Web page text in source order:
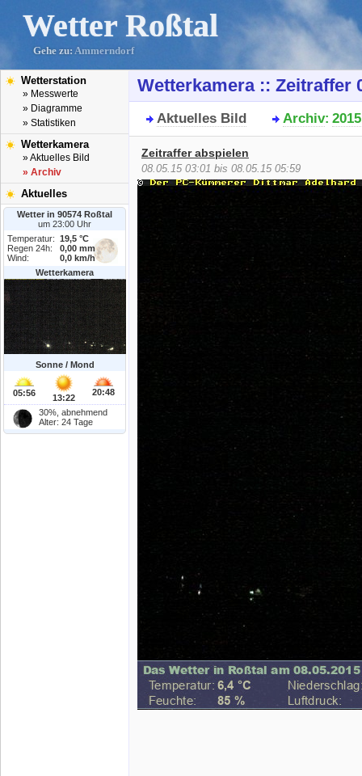
Wetter Roßtal
Gehe zu: Ammerndorf
Wetterstation
» Messwerte
» Diagramme
» Statistiken
Wetterkamera
» Aktuelles Bild
» Archiv
Aktuelles
Wetter in 90574 Roßtal
um 23:00 Uhr
Temperatur:
19,5 °C
Regen 24h:
0,00 mm
Wind:
0,0 km/h
Wetterkamera
Sonne / Mond
05:56 13:22
20:48
30%, abnehmend
Alter: 24 Tage
Wetterkamera :: Zeitraffer
Aktuelles Bild Archiv: 2015
Zeitraffer abspielen
08.05.15 03:01 bis 08.05.15 05:59